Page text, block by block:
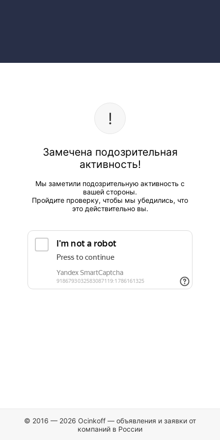
Замечена подозрительная
активность!
Мы заметили подозрительную активность с
вашей стороны.
Пройдите проверку, чтобы мы убедились, что
это действительно вы.
© 2016 — 2026 Ocinkoff — объявления и заявки от
компаний в России